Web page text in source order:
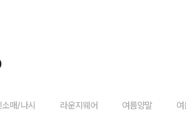
소매/나시 라운지웨어 여름양말